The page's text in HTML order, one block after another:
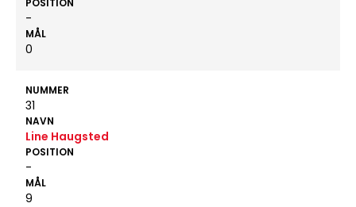
POSITION
-
MÅL
0
NUMMER
31
NAVN
Line Haugsted
POSITION
-
MÅL
9